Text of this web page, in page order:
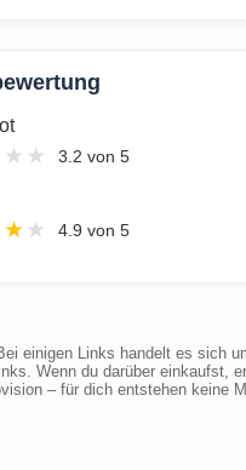
★ ★ 3.2 von 5
★ ★ 4.9 von 5
einigen Links handelt es sich
Wenn du darüber einkaufst,
– für dich entstehen keine